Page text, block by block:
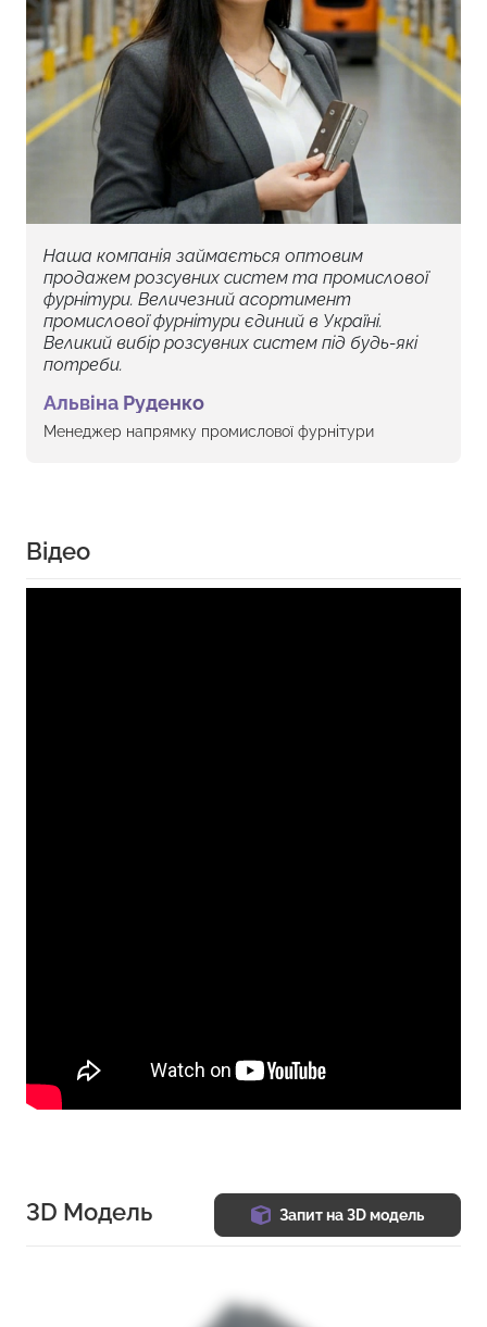
Наша компанія займається оптовим
продажем розсувних систем та промислової
фурнітури. Величезний асортимент
промислової фурнітури єдиний в Україні.
Великий вибір розсувних систем під будь-які
потреби.
Альвіна Руденко
Менеджер напрямку промислової фурнітури
Відео
3D Модель Запит на 3D модель